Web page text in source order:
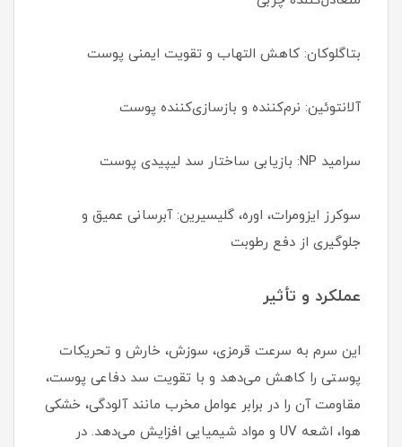
بتاگلوکان: کاهش التهاب و تقویت ایمنی پوست
آلانتوئین: نرم‌کننده و بازسازی‌کننده پوست
سرامید NP: بازیابی ساختار سد لیپیدی پوست
سوکرز ایزومرات، اوره، گلیسیرین: آبرسانی عمیق و
جلوگیری از دفع رطوبت
عملکرد و تأثیر
این سرم به سرعت قرمزی، سوزش، خارش و تحریکات
پوستی را کاهش می‌دهد و با تقویت سد دفاعی پوست،
مقاومت آن را در برابر عوامل مخرب مانند آلودگی، خشکی
هوا، اشعه UV و مواد شیمیایی افزایش می‌دهد. در